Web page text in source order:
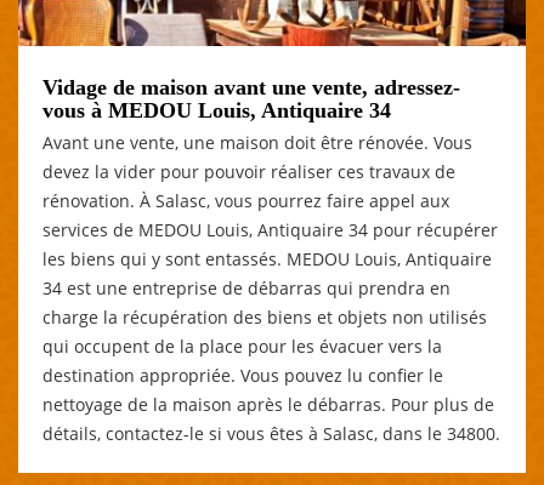
Vidage de maison avant une vente, adressez-
vous à MEDOU Louis, Antiquaire 34
Avant une vente, une maison doit être rénovée. Vous
devez la vider pour pouvoir réaliser ces travaux de
rénovation. À Salasc, vous pourrez faire appel aux
services de MEDOU Louis, Antiquaire 34 pour récupérer
les biens qui y sont entassés. MEDOU Louis, Antiquaire
34 est une entreprise de débarras qui prendra en
charge la récupération des biens et objets non utilisés
qui occupent de la place pour les évacuer vers la
destination appropriée. Vous pouvez lu confier le
nettoyage de la maison après le débarras. Pour plus de
détails, contactez-le si vous êtes à Salasc, dans le 34800.